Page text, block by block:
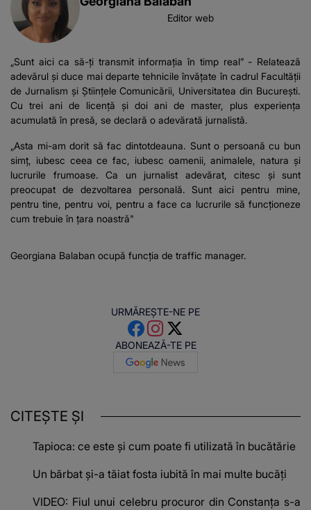
Editor web
„Sunt aici ca să-ți transmit informația în timp real” - Relatează
adevărul și duce mai departe tehnicile învățate în cadrul Facultății
de Jurnalism și Științele Comunicării, Universitatea din București.
Cu trei ani de licență și doi ani de master, plus experiența
acumulată în presă, se declară o adevărată jurnalistă.
„Asta mi-am dorit să fac dintotdeauna. Sunt o persoană cu bun
simț, iubesc ceea ce fac, iubesc oamenii, animalele, natura și
lucrurile frumoase. Ca un jurnalist adevărat, citesc și sunt
preocupat de dezvoltarea personală. Sunt aici pentru mine,
pentru tine, pentru voi, pentru a face ca lucrurile să funcționeze
cum trebuie în țara noastră"
Georgiana Balaban ocupă funcția de traffic manager.
URMĂREȘTE-NE PE
ABONEAZĂ-TE PE
CITEȘTE ȘI
Tapioca: ce este și cum poate fi utilizată în bucătărie
Un bărbat și-a tăiat fosta iubită în mai multe bucăți
VIDEO: Fiul unui celebru procuror din Constanța s-a